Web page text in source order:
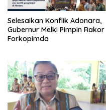
Selesaikan Konflik Adonara,
Gubernur Melki Pimpin Rakor
Forkopimda